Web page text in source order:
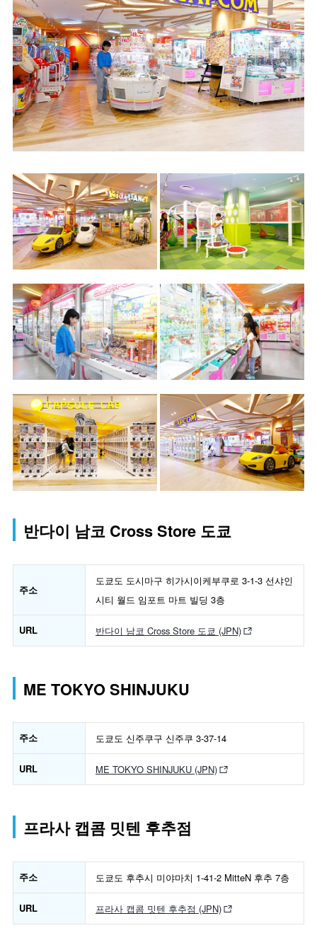
반다이 남코 Cross Store 도쿄
주소
도쿄도 도시마구 히가시이케부쿠로 3-1-3 선샤인
시티 월드 임포트 마트 빌딩 3층
URL 반다이 남코 Cross Store 도쿄 (JPN)
ME TOKYO SHINJUKU
주소 도쿄도 신주쿠구 신주쿠 3-37-14
URL ME TOKYO SHINJUKU (JPN)
프라사 캡콤 밋텐 후추점
주소 도쿄도 후추시 미야마치 1-41-2 MitteN 후추 7층
URL 프라사 캡콤 밋텐 후추점 (JPN)